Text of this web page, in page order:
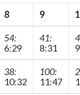
8 9
54:
6:29
41:
8:31
38:
10:32
100:
11:47